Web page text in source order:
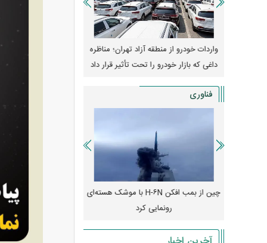
واردات خودرو از منطقه آزاد تهران؛ مناظره
داغی که بازار خودرو را تحت تأثیر قرار داد
قیمت خودرو وارد فاز
واکنش بازار به
فناوری
چین از بمب افکن H-۶N با موشک هسته‌ای
رونمایی کرد
پهپاد رهگیر یا موشک
کدامیک